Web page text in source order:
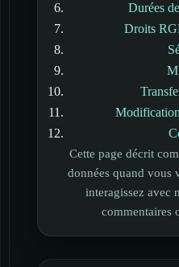
Durées
Droits
Cette page décrit
données quand vous
interagissez avec
commentaires